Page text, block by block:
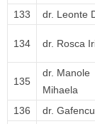
133
dr. Leonte
134 dr. Rosca
135
dr. Manole
Mihaela
136 dr.